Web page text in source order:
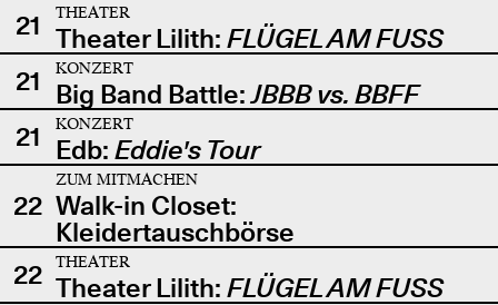
21
THEATER
Theater Lilith: FLÜGEL AM FUSS
21
KONZERT
Big Band Battle:JBBB vs. BBFF
21
KONZERT
Edb: Eddie's Tour
22
ZUM MITMACHEN
Walk-in Closet:
Kleidertauschbörse
22
THEATER
Theater Lilith: FLÜGEL AM FUSS